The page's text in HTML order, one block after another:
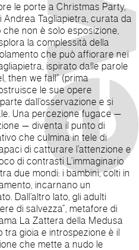
le porte a Christmas Party,
Tagliapietra, curata da
non è solo esposizione,
la complessità della
che può affiorare nei
then we fall” (prima
le sue opere
dall’osservazione e si
Una percezione fugace —
— diventa il punto di
che culmina in tele di
di catturare l’attenzione e
due mondi: i bambini, colti in
incarnano un
Dall’altro lato, gli adulti
di salvezza”, metafore di
La Zattera della Medusa
tra gioia e introspezione è il
che mette a nudo le